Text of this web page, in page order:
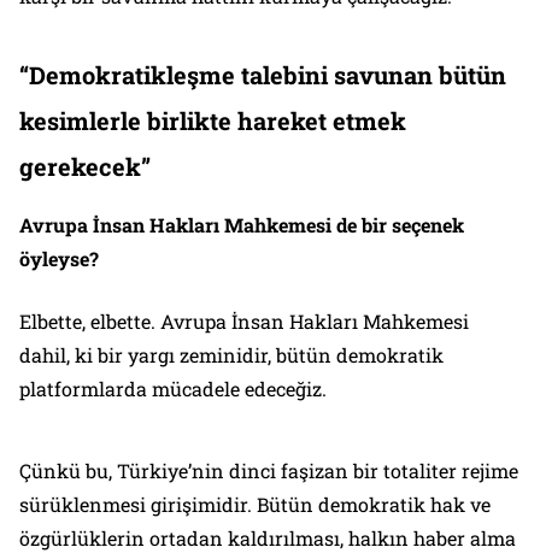
“Demokratikleşme talebini savunan bütün
kesimlerle birlikte hareket etmek
gerekecek”
Avrupa İnsan Hakları Mahkemesi de bir seçenek
öyleyse?
Elbette, elbette. Avrupa İnsan Hakları Mahkemesi
dahil, ki bir yargı zeminidir, bütün demokratik
platformlarda mücadele edeceğiz.
Çünkü bu, Türkiye’nin dinci faşizan bir totaliter rejime
sürüklenmesi girişimidir. Bütün demokratik hak ve
özgürlüklerin ortadan kaldırılması, halkın haber alma